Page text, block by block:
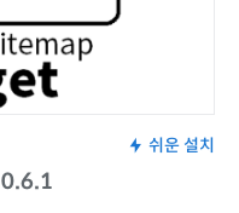
쉬운 설치
0.6.1